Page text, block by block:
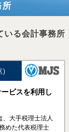
いる会計事務所
)
ビスを利用し
、大手税理士法人
めた代表税理士